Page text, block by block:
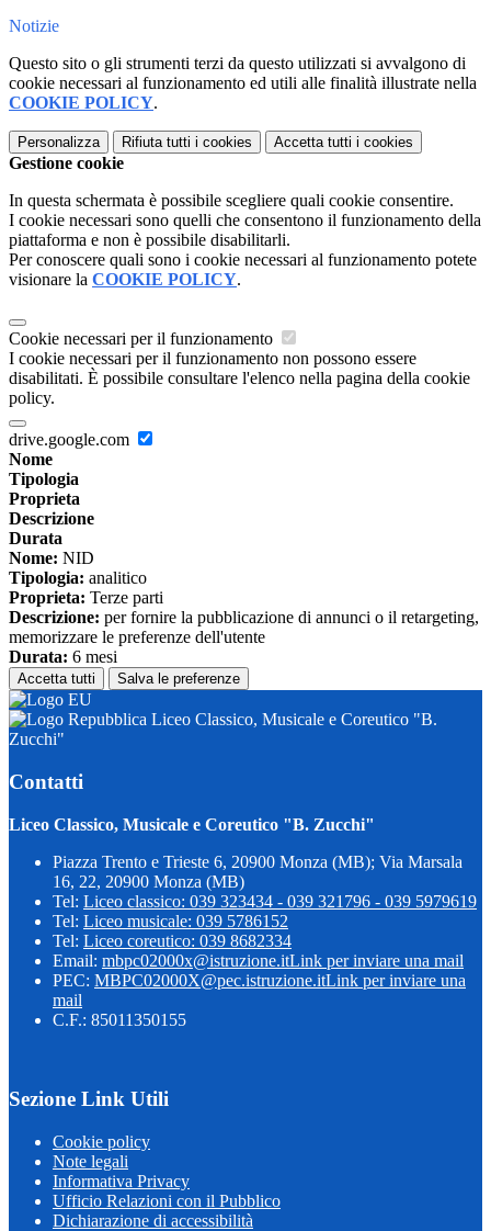
Notizie
Questo sito o gli strumenti terzi da questo utilizzati si avvalgono di
cookie necessari al funzionamento ed utili alle finalità illustrate nella
COOKIE POLICY.
Personalizza Rifiuta tutti i cookies Accetta tutti i cookies
Gestione cookie
In questa schermata è possibile scegliere quali cookie consentire.
I cookie necessari sono quelli che consentono il funzionamento della
piattaforma e non è possibile disabilitarli.
Per conoscere quali sono i cookie necessari al funzionamento potete
visionare la COOKIE POLICY.
Cookie necessari per il funzionamento
I cookie necessari per il funzionamento non possono essere
disabilitati. È possibile consultare l'elenco nella pagina della cookie
policy.
drive.google.com
Nome
Tipologia
Proprieta
Descrizione
Durata
Nome: NID
Tipologia: analitico
Proprieta: Terze parti
Descrizione: per fornire la pubblicazione di annunci o il retargeting,
memorizzare le preferenze dell'utente
Durata: 6 mesi
Accetta tutti Salva le preferenze
Liceo Classico, Musicale e Coreutico "B.
Zucchi"
Contatti
Liceo Classico, Musicale e Coreutico "B. Zucchi"
Piazza Trento e Trieste 6, 20900 Monza (MB); Via Marsala
16, 22, 20900 Monza (MB)
Tel: Liceo classico: 039 323434 - 039 321796 - 039 5979619
Tel: Liceo musicale: 039 5786152
Tel: Liceo coreutico: 039 8682334
Email: mbpc02000x@istruzione.itLink per inviare una mail
PEC: MBPC02000X@pec.istruzione.itLink per inviare una
mail
C.F.: 85011350155
Sezione Link Utili
Cookie policy
Note legali
Informativa Privacy
Ufficio Relazioni con il Pubblico
Dichiarazione di accessibilità